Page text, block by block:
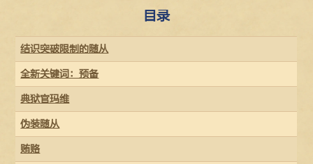
目录
结识突破限制的随从
全新关键词：预备
典狱官玛维
伪装随从
贿赂